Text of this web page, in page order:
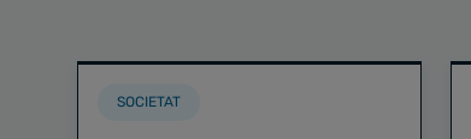
SOCIETAT